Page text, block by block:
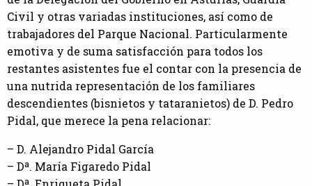
Civil y otras variadas instituciones, así como de
trabajadores del Parque Nacional. Particularmente
emotiva y de suma satisfacción para todos los
restantes asistentes fue el contar con la presencia de
una nutrida representación de los familiares
descendientes (bisnietos y tataranietos) de D. Pedro
Pidal, que merece la pena relacionar:
– D. Alejandro Pidal García
– Dª. María Figaredo Pidal